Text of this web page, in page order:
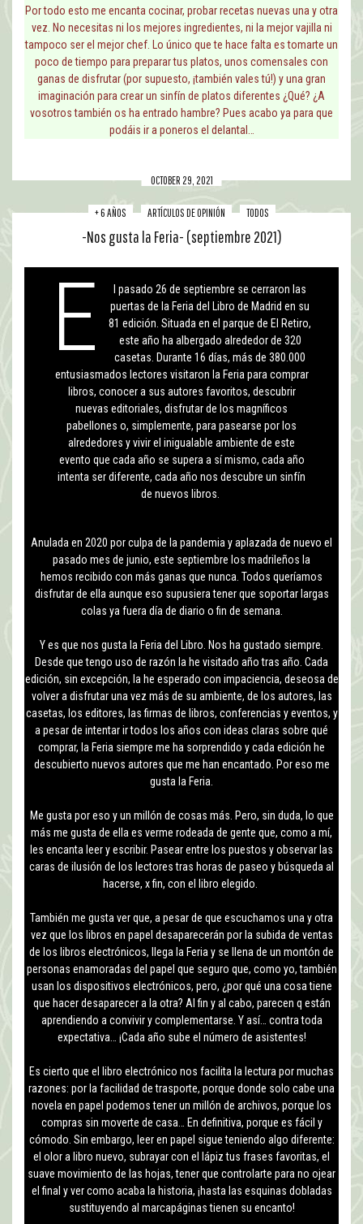
OCTOBER 29, 2021
Por todo esto me encanta cocinar, probar recetas nuevas una y otra
vez. No necesitas ni los mejores ingredientes, ni la mejor vajilla ni
tampoco ser el mejor chef. Lo único que te hace falta es tomarte un
poco de tiempo para preparar tus platos, unos comensales con
ganas de disfrutar (por supuesto, ¡también vales tú!) y una gran
imaginación para crear un sinfín de platos diferentes ¿Qué? ¿A
vosotros también os ha entrado hambre? Pues acabo ya para que
podáis ir a poneros el delantal…
+ 6 AÑOS ARTÍCULOS DE OPINIÓN TODOS
-Nos gusta la Feria- (septiembre 2021)
E
l pasado 26 de septiembre se cerraron las
puertas de la Feria del Libro de Madrid en su
81 edición. Situada en el parque de El Retiro,
este año ha albergado alrededor de 320
casetas. Durante 16 días, más de 380.000
entusiasmados lectores visitaron la Feria para comprar
libros, conocer a sus autores favoritos, descubrir
nuevas editoriales, disfrutar de los magníficos
pabellones o, simplemente, para pasearse por los
alrededores y vivir el inigualable ambiente de este
evento que cada año se supera a sí mismo, cada año
intenta ser diferente, cada año nos descubre un sinfín
de nuevos libros.
Anulada en 2020 por culpa de la pandemia y aplazada de nuevo el
pasado mes de junio, este septiembre los madrileños la
hemos recibido con más ganas que nunca. Todos queríamos
disfrutar de ella aunque eso supusiera tener que soportar largas
colas ya fuera día de diario o fin de semana.
Y es que nos gusta la Feria del Libro. Nos ha gustado siempre.
Desde que tengo uso de razón la he visitado año tras año. Cada
edición, sin excepción, la he esperado con impaciencia, deseosa de
volver a disfrutar una vez más de su ambiente, de los autores, las
casetas, los editores, las firmas de libros, conferencias y eventos, y
a pesar de intentar ir todos los años con ideas claras sobre qué
comprar, la Feria siempre me ha sorprendido y cada edición he
descubierto nuevos autores que me han encantado. Por eso me
gusta la Feria.
Me gusta por eso y un millón de cosas más. Pero, sin duda, lo que
más me gusta de ella es verme rodeada de gente que, como a mí,
les encanta leer y escribir. Pasear entre los puestos y observar las
caras de ilusión de los lectores tras horas de paseo y búsqueda al
hacerse, x fin, con el libro elegido.
También me gusta ver que, a pesar de que escuchamos una y otra
vez que los libros en papel desaparecerán por la subida de ventas
de los libros electrónicos, llega la Feria y se llena de un montón de
personas enamoradas del papel que seguro que, como yo, también
usan los dispositivos electrónicos, pero, ¿por qué una cosa tiene
que hacer desaparecer a la otra? Al fin y al cabo, parecen q están
aprendiendo a convivir y complementarse. Y así… contra toda
expectativa… ¡Cada año sube el número de asistentes!
Es cierto que el libro electrónico nos facilita la lectura por muchas
razones: por la facilidad de trasporte, porque donde solo cabe una
novela en papel podemos tener un millón de archivos, porque los
compras sin moverte de casa… En definitiva, porque es fácil y
cómodo. Sin embargo, leer en papel sigue teniendo algo diferente:
el olor a libro nuevo, subrayar con el lápiz tus frases favoritas, el
suave movimiento de las hojas, tener que controlarte para no ojear
el final y ver como acaba la historia, ¡hasta las esquinas dobladas
sustituyendo al marcapáginas tienen su encanto!